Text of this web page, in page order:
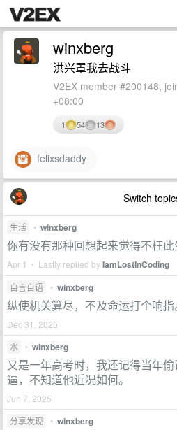
winxberg
洪兴罩我去战斗
V2EX member #200148,
+08:00
1 54 13
felixsdaddy
Switch
生活 • winxberg
你有没有那种回想起来觉得不枉此
Apr 1 • Lastly replied byIamLostInCoding
自言自语 • winxberg
纵使机关算尽，不及命运打个响指
Dec 31, 2025
水
• winxberg
又是一年高考时，我还记得当年
逼，不知道他近况如何。
Jun 7, 2025
分享发现
• winxberg